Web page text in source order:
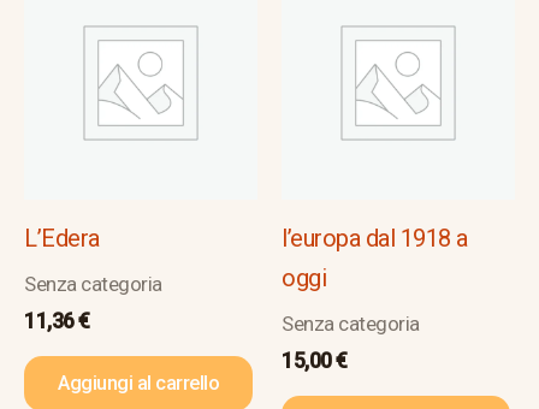
L’Edera
Senza categoria
11,36€
Aggiungi al carrello
l’europa dal 1918 a
oggi
Senza categoria
15,00€